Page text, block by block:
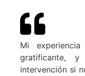
Mi
gratificante,
intervención si